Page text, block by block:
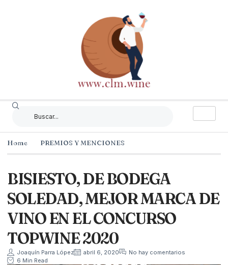
Home PREMIOS Y MENCIONES
BISIESTO, DE BODEGA
SOLEDAD, MEJOR MARCA DE
VINO EN EL CONCURSO
TOPWINE 2020
Joaquín Parra López abril 6, 2020
No hay comentarios
6 Min Read